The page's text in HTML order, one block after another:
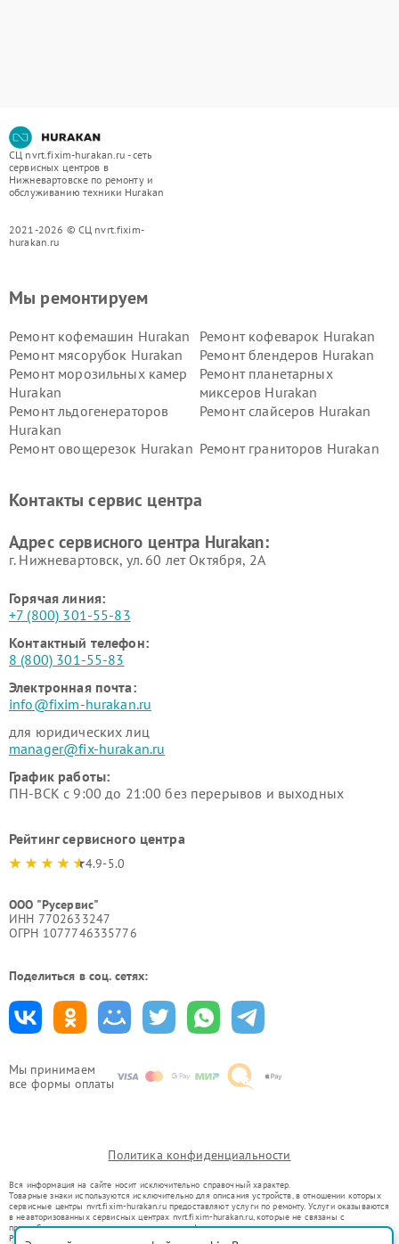
СЦ nvrt.fixim-hurakan.ru - сеть
сервисных центров в
Нижневартовске по ремонту и
обслуживанию техники Hurakan
2021-2026 © СЦ nvrt.fixim-
hurakan.ru
Мы принимаем
все формы оплаты
Мы ремонтируем
Ремонт кофемашин Hurakan
Ремонт кофеварок Hurakan
Ремонт мясорубок Hurakan
Ремонт блендеров Hurakan
Ремонт морозильных камер
Hurakan
Ремонт планетарных
миксеров Hurakan
Ремонт льдогенераторов
Hurakan
Ремонт слайсеров Hurakan
Ремонт овощерезок Hurakan Ремонт граниторов Hurakan
Hurakan
Контакты сервис центра
Адрес сервисного центра Hurakan:
г. Нижневартовск, ул. 60 лет Октября, 2А
Горячая линия:
+7 (800) 301-55-83
Контактный телефон:
8 (800) 301-55-83
Электронная почта:
info@fixim-hurakan.ru
для юридических лиц
manager@fix-hurakan.ru
График работы:
ПН-ВСК с 9:00 до 21:00 без перерывов и выходных
Рейтинг сервисного центра
4.9-5.0
ООО "Русервис"
ИНН 7702633247
ОГРН 1077746335776
Поделиться в соц. сетях:
Политика конфиденциальности
Вся информация на сайте носит исключительно справочный характер.
Товарные знаки используются исключительно для описания устройств, в отношении которых
сервисные центры nvrt.fixim-hurakan.ru предоставляют услуги по ремонту. Услуги оказываются
в неавторизованных сервисных центрах nvrt.fixim-hurakan.ru, которые не связаны с
правообладателями товарных знаков или их официальными представителями.
Ремонт осуществляется для устройств, уже введенных в гражданский оборот в соответствии